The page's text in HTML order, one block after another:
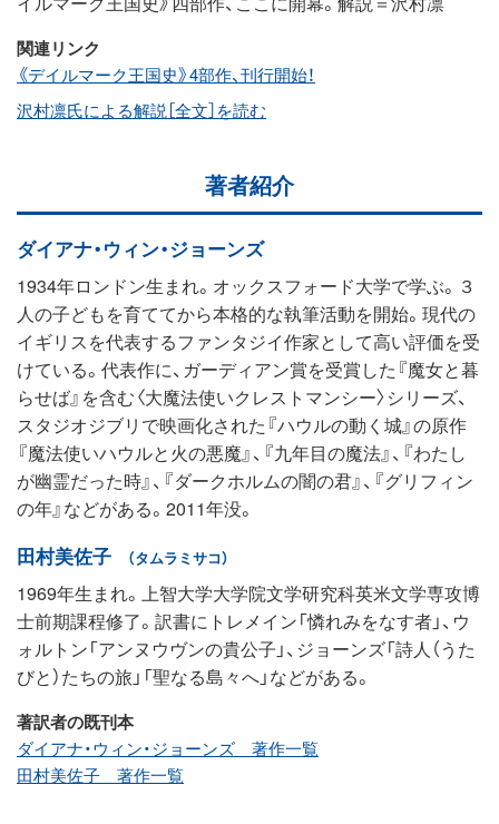
関連リンク
《デイルマーク王国史》4部作、刊行開始！
沢村凛氏による解説［全文］を読む
著者紹介
ダイアナ・ウィン・ジョーンズ
1934年ロンドン生まれ。オックスフォード大学で学ぶ。３
人の子どもを育ててから本格的な執筆活動を開始。現代の
イギリスを代表するファンタジイ作家として高い評価を受
けている。代表作に、ガーディアン賞を受賞した『魔女と暮
らせば』を含む〈大魔法使いクレストマンシー〉シリーズ、
スタジオジブリで映画化された『ハウルの動く城』の原作
『魔法使いハウルと火の悪魔』、『九年目の魔法』、『わたし
が幽霊だった時』、『ダークホルムの闇の君』、『グリフィン
の年』などがある。2011年没。
田村美佐子 （タムラミサコ）
1969年生まれ。上智大学大学院文学研究科英米文学専攻博
士前期課程修了。訳書にトレメイン「憐れみをなす者」、ウ
ォルトン「アンヌウヴンの貴公子」、ジョーンズ「詩人（うた
びと）たちの旅」「聖なる島々へ」などがある。
著訳者の既刊本
ダイアナ・ウィン・ジョーンズ 著作一覧
田村美佐子 著作一覧